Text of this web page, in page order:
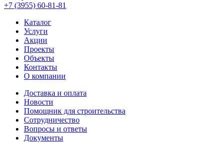
+7 (3955) 60-81-81
Каталог
Услуги
Акции
Проекты
Объекты
Контакты
О компании
Доставка и оплата
Новости
Помощник для строительства
Сотрудничество
Вопросы и ответы
Документы